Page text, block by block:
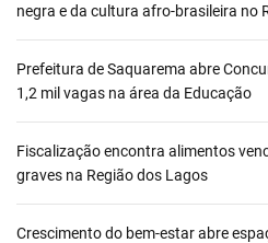
negra e da cultura afro-brasileira no
Prefeitura de Saquarema abre
1,2 mil vagas na área da Educação
Fiscalização encontra alimentos
graves na Região dos Lagos
Crescimento do bem-estar abre